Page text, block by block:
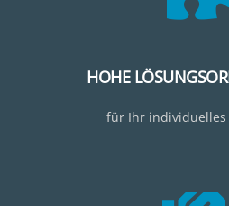
HOHE
für Ihr individuelles